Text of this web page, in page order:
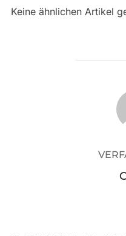
Keine ähnlichen Artikel